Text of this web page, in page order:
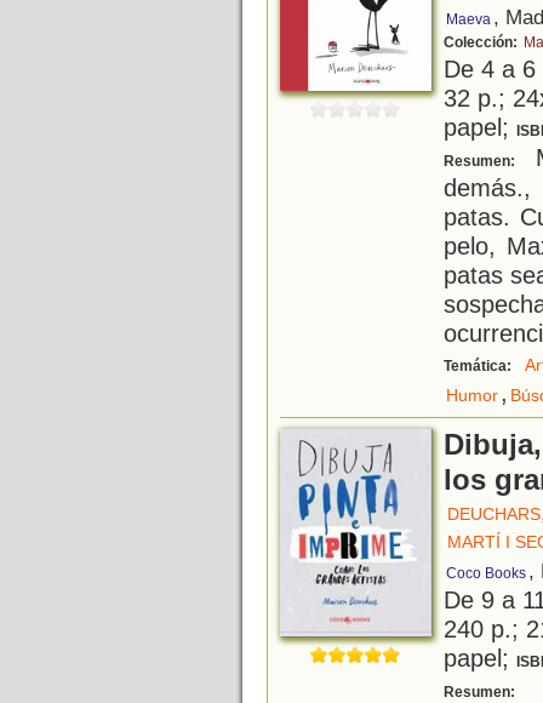
Maeva ,
Colección:
De 4 a
32 p.;
papel;
Resumen:
patas.
pelo,
patas
Temática:
Humor,
los
MARTÍ I
Coco Books ,
De 9 a
240 p.;
papel;
Resumen: